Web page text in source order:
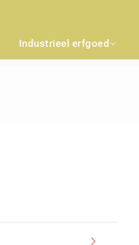
Industrieel erfgoed